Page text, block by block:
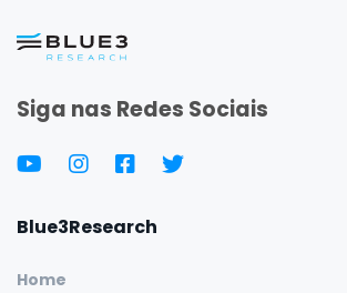
Siga nas Redes Sociais
Blue3Research
Home